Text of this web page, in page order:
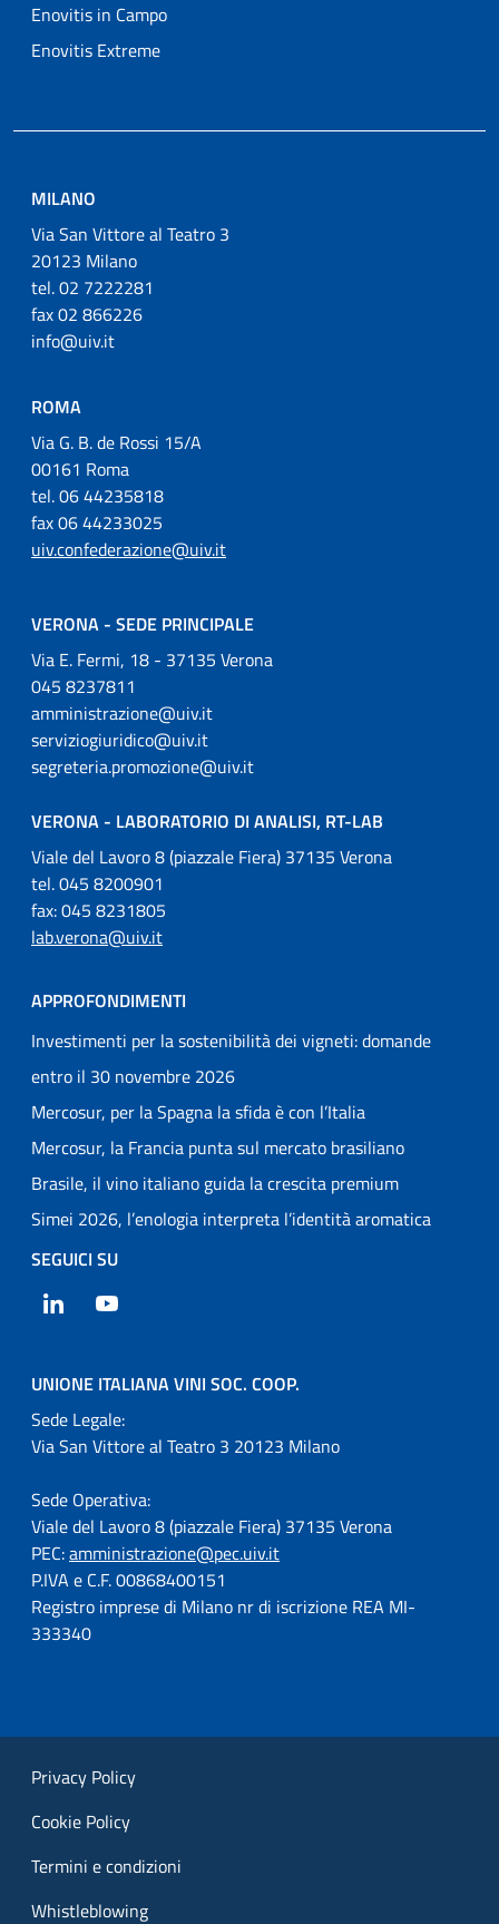
Enovitis in Campo
Enovitis Extreme
MILANO
Via San Vittore al Teatro 3
20123 Milano
tel. 02 7222281
fax 02 866226
info@uiv.it
ROMA
Via G. B. de Rossi 15/A
00161 Roma
tel. 06 44235818
fax 06 44233025
uiv.confederazione@uiv.it
VERONA - SEDE PRINCIPALE
Via E. Fermi, 18 - 37135 Verona
045 8237811
amministrazione@uiv.it
serviziogiuridico@uiv.it
segreteria.promozione@uiv.it
VERONA - LABORATORIO DI ANALISI, RT-LAB
Viale del Lavoro 8 (piazzale Fiera) 37135 Verona
tel. 045 8200901
fax: 045 8231805
lab.verona@uiv.it
APPROFONDIMENTI
Investimenti per la sostenibilità dei vigneti: domande
entro il 30 novembre 2026
Mercosur, per la Spagna la sfida è con l’Italia
Mercosur, la Francia punta sul mercato brasiliano
Brasile, il vino italiano guida la crescita premium
Simei 2026, l’enologia interpreta l’identità aromatica
SEGUICI SU
LinkedIn
UNIONE ITALIANA VINI SOC. COOP.
Sede Legale:
Via San Vittore al Teatro 3 20123 Milano
Sede Operativa:
Viale del Lavoro 8 (piazzale Fiera) 37135 Verona
PEC:amministrazione@pec.uiv.it
P.IVA e C.F. 00868400151
Registro imprese di Milano nr di iscrizione REA MI-
333340
Privacy Policy
Cookie Policy
Termini e condizioni
Whistleblowing